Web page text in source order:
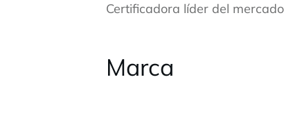
Certificadora líder del
Marca